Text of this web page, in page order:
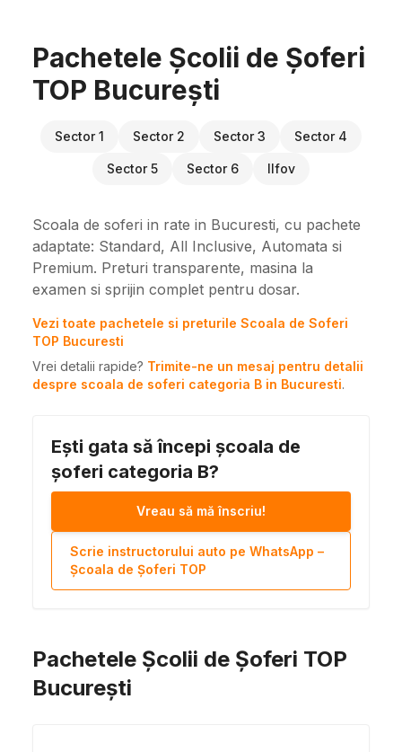
Pachetele Școlii de Șoferi
TOP București
Sector 1 Sector 2 Sector 3 Sector 4
Sector 5 Sector 6 Ilfov
Scoala de soferi in rate in Bucuresti, cu pachete
adaptate: Standard, All Inclusive, Automata si
Premium. Preturi transparente, masina la
examen si sprijin complet pentru dosar.
Vezi toate pachetele si preturile Scoala de Soferi
TOP Bucuresti
Vrei detalii rapide? Trimite-ne un mesaj pentru detalii
despre scoala de soferi categoria B in Bucuresti.
Ești gata să începi școala de
șoferi categoria B?
Vreau să mă înscriu!
Scrie instructorului auto pe WhatsApp –
Școala de Șoferi TOP
Pachetele Școlii de Șoferi TOP
București